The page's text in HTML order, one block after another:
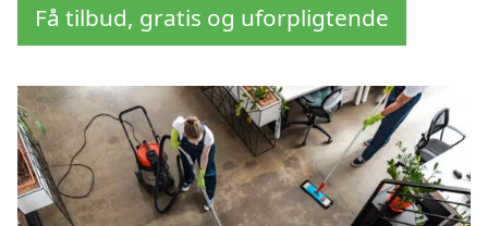
Få tilbud, gratis og uforpligtende